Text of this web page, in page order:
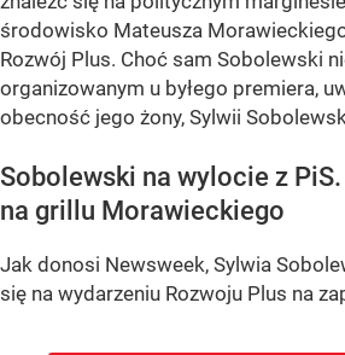
środowisko Mateusza
Rozwój Plus. Choć sam Sobolewski
organizowanym u byłego premiera,
obecność jego żony, Sylwii
Sobolewski na wylocie z PiS.
na grillu Morawieckiego
Jak donosi Newsweek, Sylwia
się na wydarzeniu Rozwoju Plus na